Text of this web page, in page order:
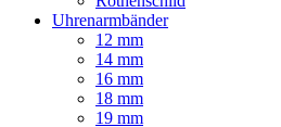
Uhrenarmbänder
12 mm
14 mm
16 mm
18 mm
19 mm